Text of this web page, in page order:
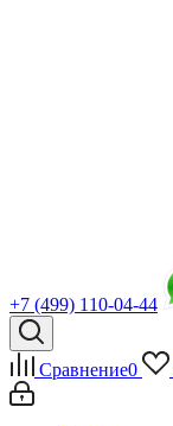
+7 (499) 110-04-44
Сравнение0